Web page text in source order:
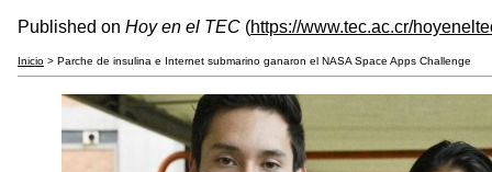
Published on Hoy en el TEC (https://www.tec.ac.cr/
Inicio > Parche de insulina e Internet submarino ganaron el NASA Space Apps Challenge